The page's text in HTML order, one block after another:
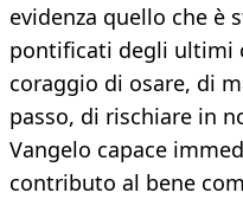
evidenza quello che è
pontificati degli ultimi
coraggio di osare, di
passo, di rischiare in
Vangelo capace
contributo al bene